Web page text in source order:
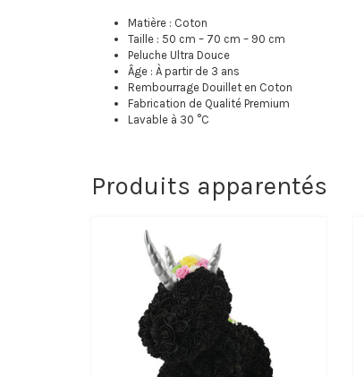
Matière : Coton
Taille : 50 cm – 70 cm – 90 cm
Peluche Ultra Douce
Âge : À partir de 3 ans
Rembourrage Douillet en Coton
Fabrication de Qualité Premium
Lavable à 30 °C
Produits apparentés